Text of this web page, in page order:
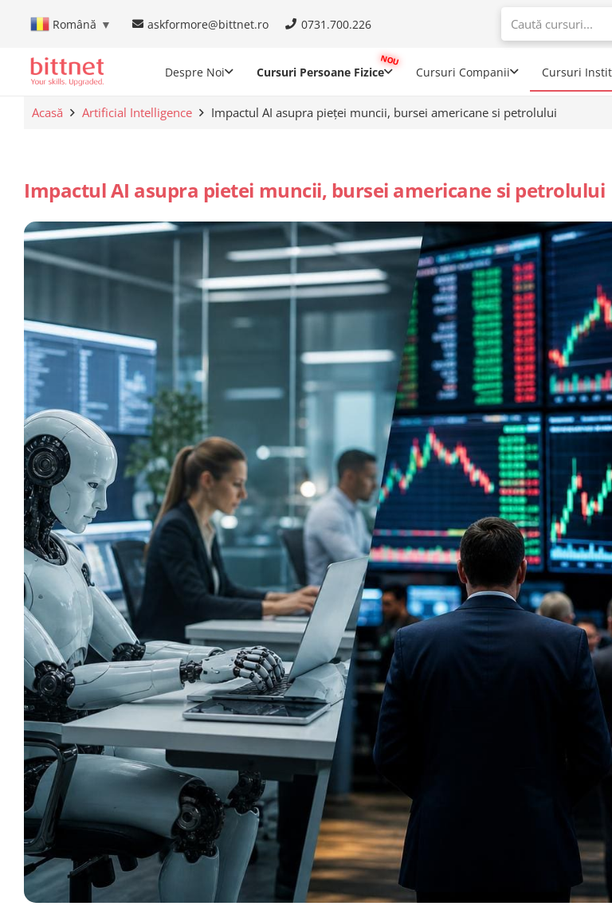
Română ▼ askformore@bittnet.ro 0731.700.226
Despre Noi Cursuri Persoane Fizice Cursuri Companii Cursuri
Acasă Artificial Intelligence Impactul AI asupra pieței muncii, bursei americane si petrolului
Impactul AI asupra pietei muncii, bursei americane si petrolului